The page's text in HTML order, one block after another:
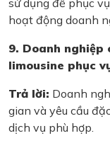
sử dụng để phục
hoạt động doanh
9. Doanh nghiệp
limousine phục
Trả lời: Doanh
gian và yêu cầu
dịch vụ phù hợp.